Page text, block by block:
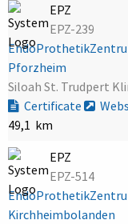
EPZ
EPZ-239
Pforzheim
Siloah St. Trudpert
Certificate
49,1 km
EPZ
EPZ-514
Kirchheimbolanden